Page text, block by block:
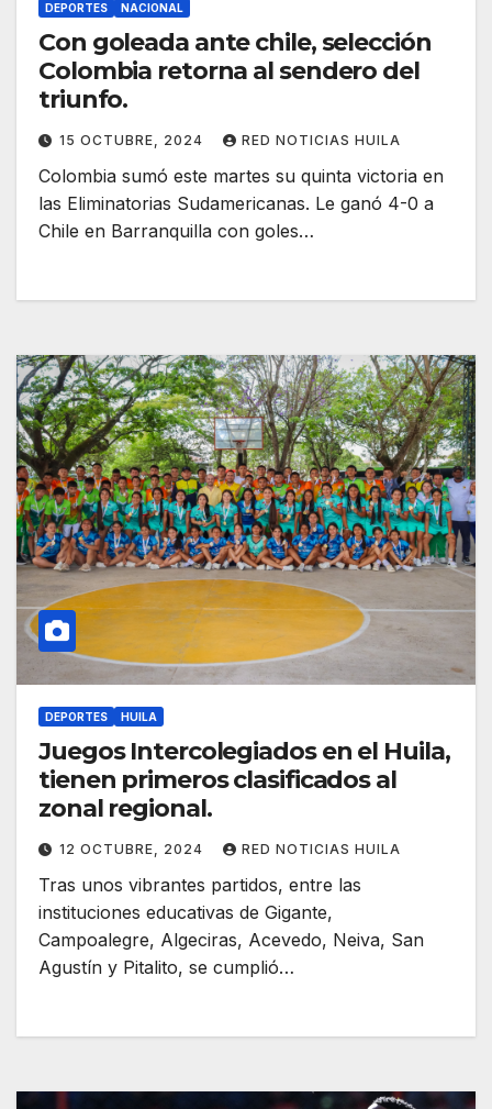
DEPORTES NACIONAL
Con goleada ante chile, selección
Colombia retorna al sendero del
triunfo.
15 OCTUBRE, 2024 RED NOTICIAS HUILA
Colombia sumó este martes su quinta victoria en
las Eliminatorias Sudamericanas. Le ganó 4-0 a
Chile en Barranquilla con goles…
DEPORTES HUILA
Juegos Intercolegiados en el Huila,
tienen primeros clasificados al
zonal regional.
12 OCTUBRE, 2024 RED NOTICIAS HUILA
Tras unos vibrantes partidos, entre las
instituciones educativas de Gigante,
Campoalegre, Algeciras, Acevedo, Neiva, San
Agustín y Pitalito, se cumplió…